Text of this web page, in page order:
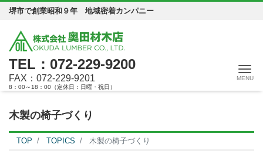
堺市で創業昭和９年 地域密着カンパニー
TEL：072-229-9200
FAX：072-229-9201
8：00～18：00（定休日：日曜・祝日）
木製の椅子づくり
TOP TOPICS 木製の椅子づくり